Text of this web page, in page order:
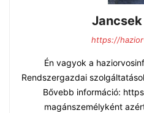
https://
Én vagyok a
Rendszergazdai
Bővebb információ:
magánszemélyként